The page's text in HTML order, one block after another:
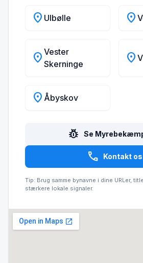
location_on Ulbølle location_on
location_on Vester
Skerninge
location_on
location_on Åbyskov
pest_control Se
call Kontakt os
Tip: Brug samme bynavne i dine URLer,
stærkere lokale signaler.